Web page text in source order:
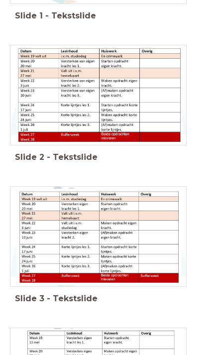
Slide 1 - Tekstslide
Weekoverzicht
1A
Slide 2 - Tekstslide
Weekoverzicht
1B
Slide 3 - Tekstslide
Weekoverzicht